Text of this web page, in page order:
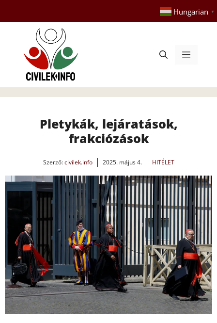
tartalomba
Hungarian ▼
Menü
Pletykák, lejáratások,
frakciózások
Szerző:civilek.info 2025. május 4. HITÉLET